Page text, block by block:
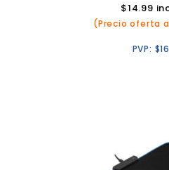
$14.99
(Precio oferta
PVP: $